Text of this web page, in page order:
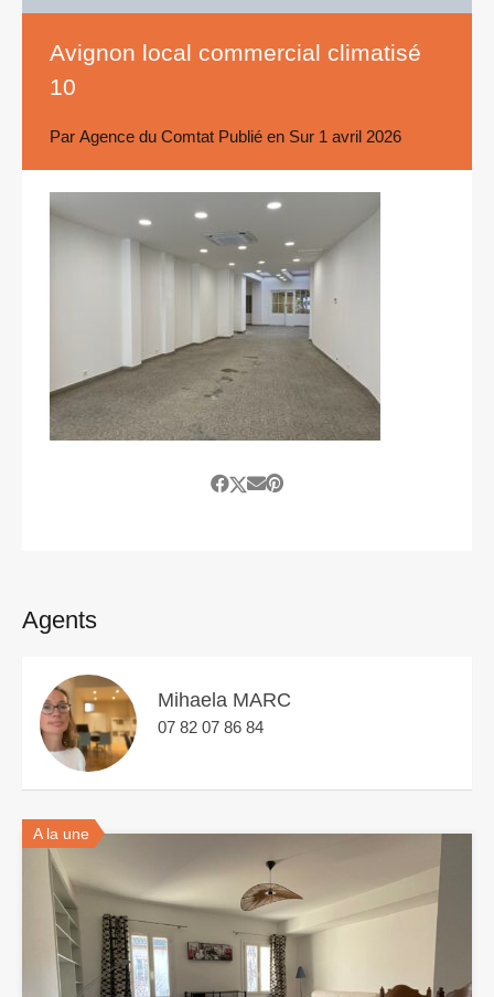
Avignon local commercial climatisé
10
Par Agence du Comtat Publié en Sur 1 avril 2026
Agents
Mihaela MARC
07 82 07 86 84
A la une